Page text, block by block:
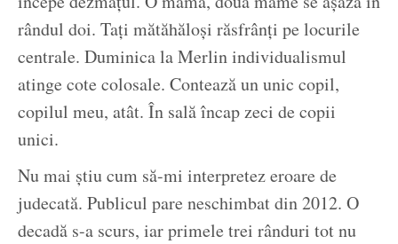
rândul doi. Tați mătăhăloși răsfrânți pe locurile
centrale. Duminica la Merlin individualismul
atinge cote colosale. Contează un unic copil,
copilul meu, atât. În sală încap zeci de copii
unici.
Nu mai știu cum să-mi interpretez eroare de
judecată. Publicul pare neschimbat din 2012. O
decadă s-a scurs, iar primele trei rânduri tot nu